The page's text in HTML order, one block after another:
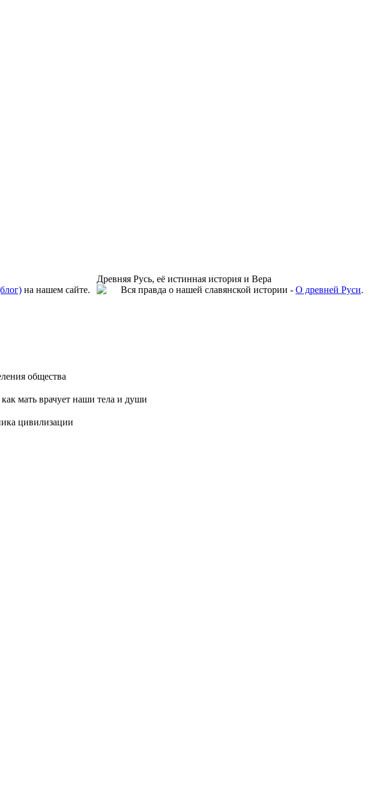
на нашем сайте.
Древняя Русь, её истинная история и Вера
Вся правда о нашей славянской истории - О древней Руси.
общества
мать врачует наши тела и души
цивилизации